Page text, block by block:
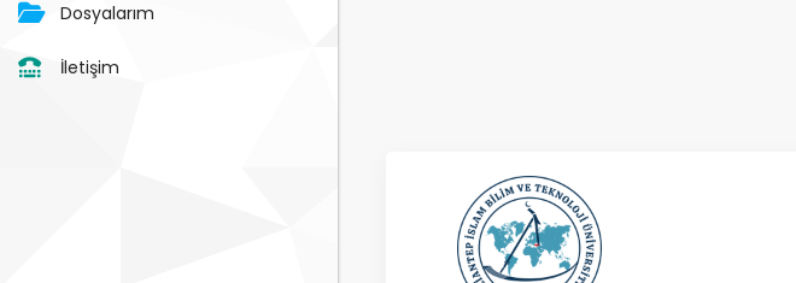
Dosyalarım
İletişim